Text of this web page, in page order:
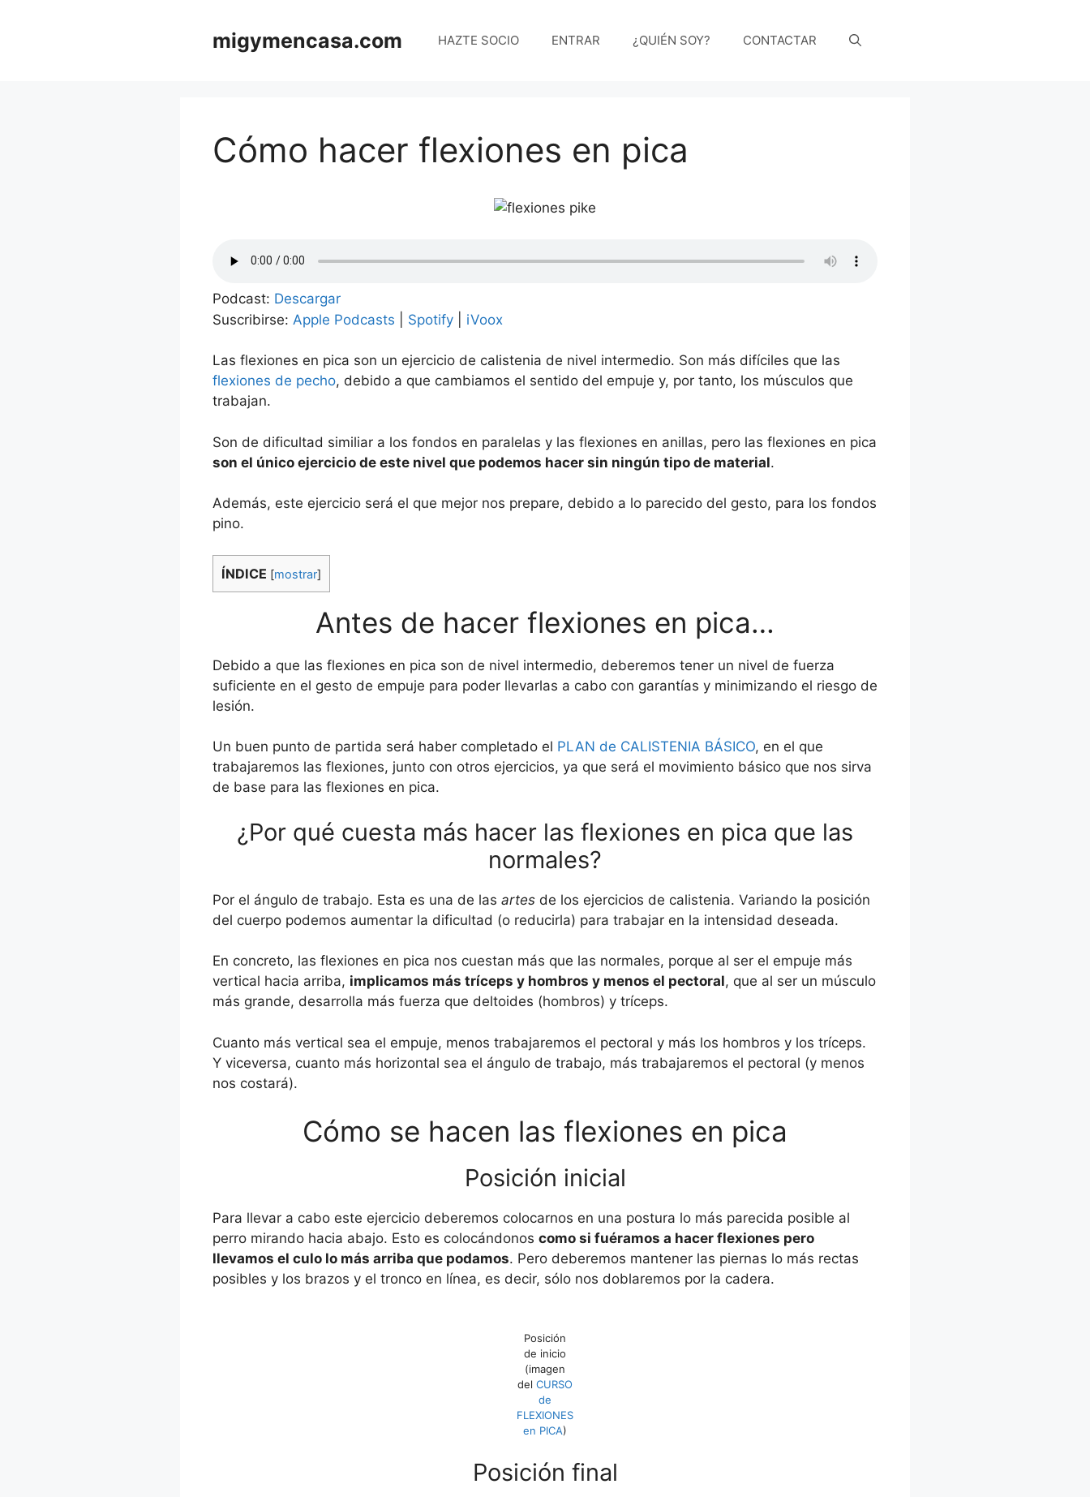
migymencasa.com HAZTE SOCIO ENTRAR ¿QUIÉN SOY? CONTACTAR
Cómo hacer flexiones en pica
Podcast: Descargar
Suscribirse: Apple Podcasts Spotify iVoox
Las flexiones en pica son un ejercicio de calistenia de nivel intermedio. Son más difíciles que las
flexiones de pecho, debido a que cambiamos el sentido del empuje y, por tanto, los músculos que
trabajan.
Son de dificultad similiar a los fondos en paralelas y las flexiones en anillas, pero las flexiones en pica
son el único ejercicio de este nivel que podemos hacer sin ningún tipo de material.
Además, este ejercicio será el que mejor nos prepare, debido a lo parecido del gesto, para los fondos
pino.
ÍNDICE [mostrar]
Antes de hacer flexiones en pica…
Debido a que las flexiones en pica son de nivel intermedio, deberemos tener un nivel de fuerza
suficiente en el gesto de empuje para poder llevarlas a cabo con garantías y minimizando el riesgo de
lesión.
Un buen punto de partida será haber completado el PLAN de CALISTENIA BÁSICO, en el que
trabajaremos las flexiones, junto con otros ejercicios, ya que será el movimiento básico que nos sirva
de base para las flexiones en pica.
¿Por qué cuesta más hacer las flexiones en pica que las
normales?
Por el ángulo de trabajo. Esta es una de las artes de los ejercicios de calistenia. Variando la posición
del cuerpo podemos aumentar la dificultad (o reducirla) para trabajar en la intensidad deseada.
En concreto, las flexiones en pica nos cuestan más que las normales, porque al ser el empuje más
vertical hacia arriba, implicamos más tríceps y hombros y menos el pectoral, que al ser un músculo
más grande, desarrolla más fuerza que deltoides (hombros) y tríceps.
Cuanto más vertical sea el empuje, menos trabajaremos el pectoral y más los hombros y los tríceps.
Y viceversa, cuanto más horizontal sea el ángulo de trabajo, más trabajaremos el pectoral (y menos
nos costará).
Cómo se hacen las flexiones en pica
Posición inicial
Para llevar a cabo este ejercicio deberemos colocarnos en una postura lo más parecida posible al
perro mirando hacia abajo. Esto es colocándonos como si fuéramos a hacer flexiones pero
llevamos el culo lo más arriba que podamos. Pero deberemos mantener las piernas lo más rectas
posibles y los brazos y el tronco en línea, es decir, sólo nos doblaremos por la cadera.
Posición
de inicio
(imagen
del CURSO
de
FLEXIONES
en PICA)
Posición final